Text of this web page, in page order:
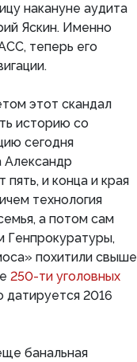
накануне аудита
Яскин. Именно
теперь его
этот скандал
историю со
сегодня
Александр
и конца и края
технология
а потом сам
Генпрокуратуры,
похитили свыше
250-ти уголовных
датируется 2016
банальная